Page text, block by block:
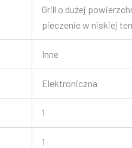
Grill o dużej
pieczenie w niskiej
Inne
Elektroniczna
1
1